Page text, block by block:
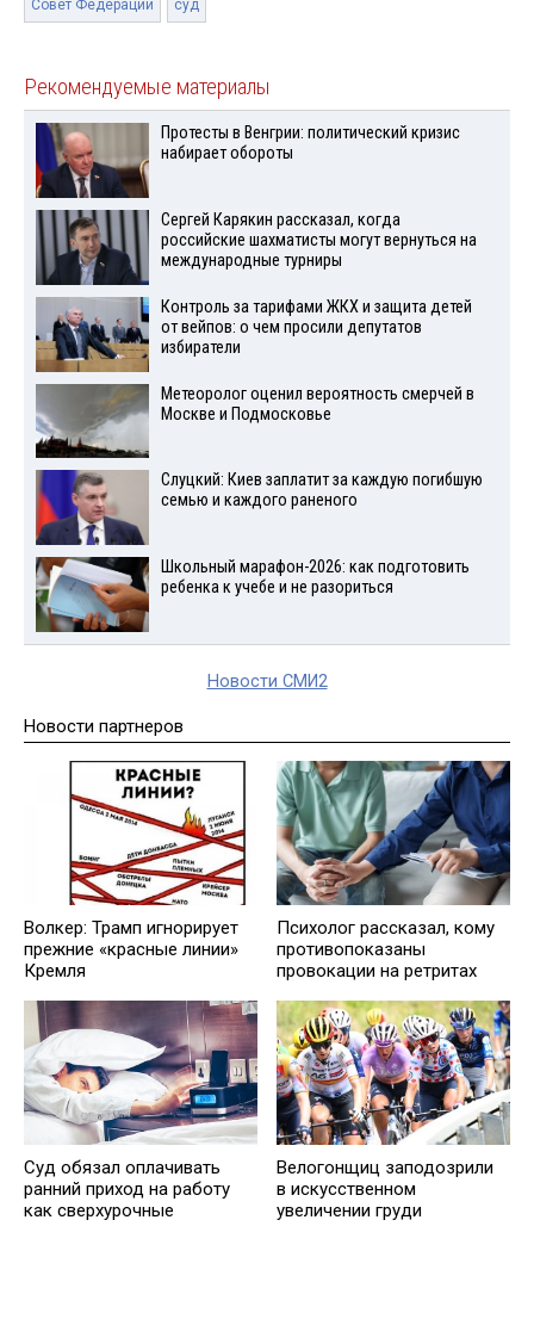
Совет Федерации суд
Рекомендуемые материалы
Протесты в Венгрии: политический кризис
набирает обороты
Сергей Карякин рассказал, когда
российские шахматисты могут вернуться на
международные турниры
Контроль за тарифами ЖКХ и защита детей
от вейпов: о чем просили депутатов
избиратели
Метеоролог оценил вероятность смерчей в
Москве и Подмосковье
Слуцкий: Киев заплатит за каждую погибшую
семью и каждого раненого
Школьный марафон-2026: как подготовить
ребенка к учебе и не разориться
Новости СМИ2
Новости партнеров
Волкер: Трамп игнорирует
прежние «красные линии»
Кремля
Психолог рассказал, кому
противопоказаны
провокации на ретритах
Суд обязал оплачивать
ранний приход на работу
как сверхурочные
Велогонщиц заподозрили
в искусственном
увеличении груди